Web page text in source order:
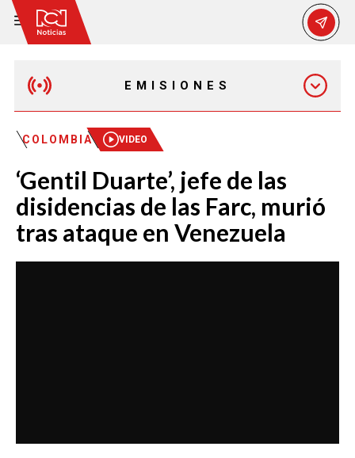
EMISIONES
MAÑANA EXPRESS
EMISIÓN 12:30 PM
EMISIÓN 7:00 PM
COLOMBIA VIDEO
‘Gentil Duarte’, jefe de las
disidencias de las Farc, murió
tras ataque en Venezuela